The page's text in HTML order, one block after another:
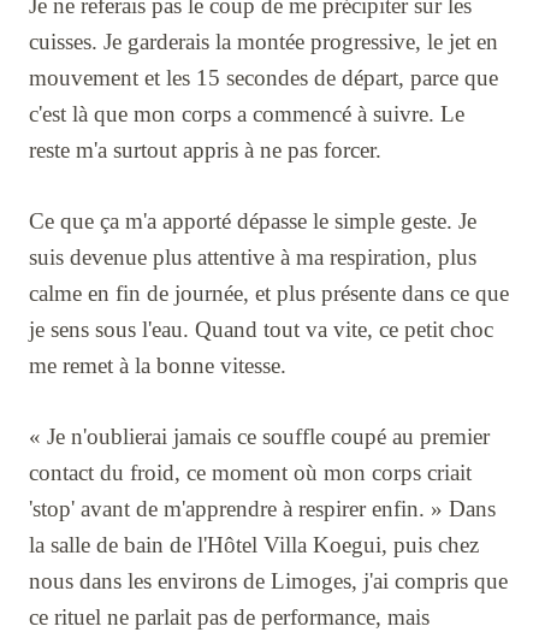
Je ne referais pas le coup de me précipiter sur les
cuisses. Je garderais la montée progressive, le jet en
mouvement et les 15 secondes de départ, parce que
c'est là que mon corps a commencé à suivre. Le
reste m'a surtout appris à ne pas forcer.
Ce que ça m'a apporté dépasse le simple geste. Je
suis devenue plus attentive à ma respiration, plus
calme en fin de journée, et plus présente dans ce que
je sens sous l'eau. Quand tout va vite, ce petit choc
me remet à la bonne vitesse.
« Je n'oublierai jamais ce souffle coupé au premier
contact du froid, ce moment où mon corps criait
'stop' avant de m'apprendre à respirer enfin. » Dans
la salle de bain de l'Hôtel Villa Koegui, puis chez
nous dans les environs de Limoges, j'ai compris que
ce rituel ne parlait pas de performance, mais